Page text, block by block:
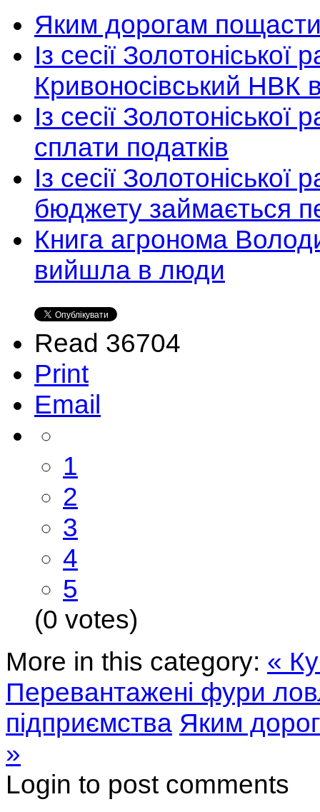
Яким дорогам
Із сесії
Кривоносівський НВК
Із сесії
сплати податків
Із сесії
бюджету займається
Книга агронома
вийшла в люди
Read 36704
Print
Email
1
2
3
4
5
(0 votes)
More in this category: «
Перевантажені фури
підприємства Яким
»
Login to post comments